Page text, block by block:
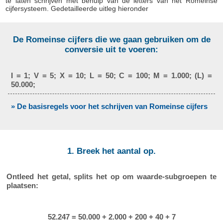
cijfersysteem. Gedetailleerde uitleg hieronder
De Romeinse cijfers die we gaan gebruiken om de
conversie uit te voeren:
I = 1; V = 5; X = 10; L = 50; C = 100; M = 1.000; (L) =
50.000;
» De basisregels voor het schrijven van Romeinse cijfers
1. Breek het aantal op.
Ontleed het getal, splits het op om waarde-subgroepen te
plaatsen:
52.247 = 50.000 + 2.000 + 200 + 40 + 7